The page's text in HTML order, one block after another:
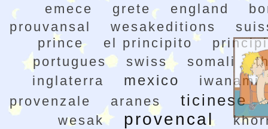
emece grete england
prouvansal
wesakeditions
prince
el principito
portugues
swiss somali
inglaterra
mexico
iwanami
provenzale
aranes ticinese
wesak provencal